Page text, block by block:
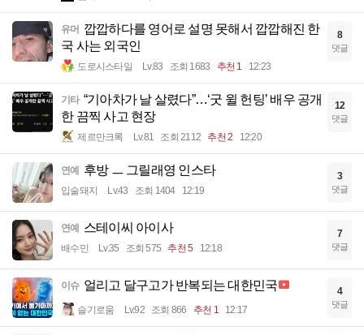
유머 깝깝하다를 영어로 설명 못해서 깝깝해진 한
국 사는 외국인
도로시스타일 Lv.83 조회 1683 추천 1 12:23
8
댓글
기타 “기아차가 날 살렸다”…‘굿 윌 헌팅’ 배우 공개
한 끔찍 사고 현장
제르만크록 Lv.81 조회 2112 추천 2 12:20
12
댓글
연예 후방 ㅡ 그릴래영 인스타
입술돼지 Lv.43 조회 1404 12:19
3
댓글
연예 스테이씨 아이사
배수민 Lv.35 조회 575 추천 5 12:18
7
댓글
이슈 얼리고 달구고가 반복되는 대한민국
슬기로움 Lv.92 조회 866 추천 1 12:17
4
댓글